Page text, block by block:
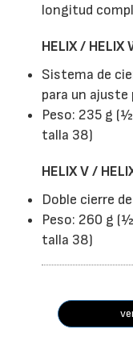
longitud
HELIX / HELIX
Sistema de
para un
Peso: 235 g
talla 38)
HELIX V /
Doble cierre
Peso: 260 g
talla 38)